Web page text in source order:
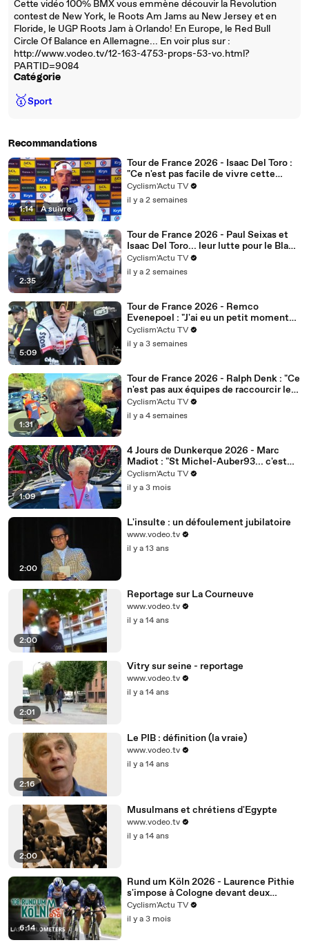
Cette vidéo 100% BMX vous emmène découvir la Revolution
contest de New York, le Roots Am Jams au New Jersey et en
Floride, le UGP Roots Jam à Orlando! En Europe, le Red Bull
Circle Of Balance en Allemagne... En voir plus sur :
http://www.vodeo.tv/12-163-4753-props-53-vo.html?
PARTID=9084
Catégorie
🥇Sport
Recommandations
1:14 | À suivre
Tour de France 2026 - Isaac Del Toro :
"Ce n'est pas facile de vivre cette
situation avec l'équipe"
Cyclism'Actu TV
il y a 2 semaines
2:35
Tour de France 2026 - Paul Seixas et
Isaac Del Toro... leur lutte pour le Blanc
et le podium, ça promet"
Cyclism'Actu TV
il y a 2 semaines
5:09
Tour de France 2026 - Remco
Evenepoel : "J'ai eu un petit moment
dur, je me suis battu et voilà..."
Cyclism'Actu TV
il y a 3 semaines
1:31
Tour de France 2026 - Ralph Denk : "Ce
n'est pas aux équipes de raccourcir les
courses"
Cyclism'Actu TV
il y a 4 semaines
1:09
4 Jours de Dunkerque 2026 - Marc
Madiot : "St Michel-Auber93... c'est
dommage, une belle équipe"
Cyclism'Actu TV
il y a 3 mois
2:00
L'insulte : un défoulement jubilatoire
www.vodeo.tv
il y a 13 ans
2:00
Reportage sur La Courneuve
www.vodeo.tv
il y a 14 ans
2:01
Vitry sur seine - reportage
www.vodeo.tv
il y a 14 ans
2:16
Le PIB : définition (la vraie)
www.vodeo.tv
il y a 14 ans
2:00
Musulmans et chrétiens d'Egypte
www.vodeo.tv
il y a 14 ans
6:14
Rund um Köln 2026 - Laurence Pithie
s'impose à Cologne devant deux
Pinarello-Q36.5
Cyclism'Actu TV
il y a 3 mois